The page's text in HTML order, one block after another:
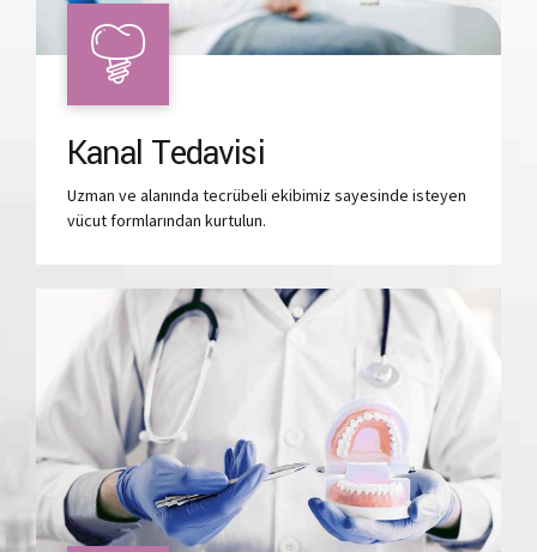
Kanal Tedavisi
Uzman ve alanında tecrübeli ekibimiz sayesinde isteyen
vücut formlarından kurtulun.